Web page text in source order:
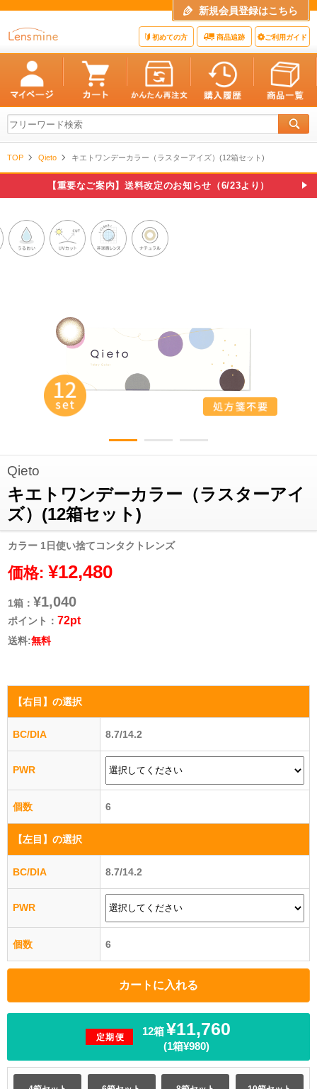
新規会員登録はこちら
初めての方 商品追跡 ご利用ガイド
TOP Qieto キエトワンデーカラー（ラスターアイズ）(12箱セット)
【重要なご案内】送料改定のお知らせ（6/23より）
Qieto
キエトワンデーカラー（ラスターアイ
ズ）(12箱セット)
カラー 1日使い捨てコンタクトレンズ
価格: ¥12,480
1箱： ¥1,040
ポイント：72pt
送料:無料
【右目】 の選択
BC/DIA 8.7/14.2
PWR
個数 6
【左目】 の選択
BC/DIA 8.7/14.2
PWR
個数 6
定期便 12箱 ¥11,760
(1箱¥980)